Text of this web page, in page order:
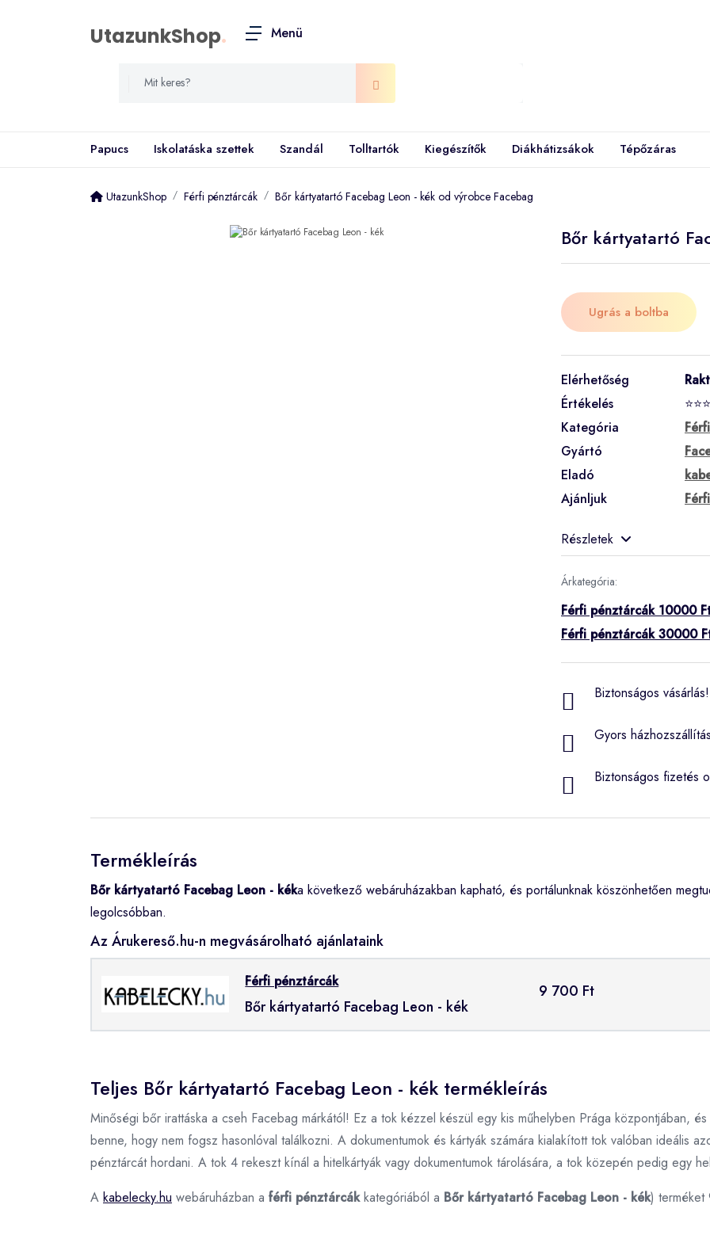
UtazunkShop. Menü
Papucs Iskolatáska szettek Szandál Tolltartók Kiegészítők Diákhátizsákok Tépőzáras
UtazunkShop Férfi pénztárcák Bőr kártyatartó Facebag Leon - kék od výrobce Facebag
Bőr kártyatartó
Ugrás a boltba
Elérhetőség
Értékelés
Kategória
Gyártó
Eladó
Ajánljuk
Részletek
Árkategória:
Férfi pénztárcák 10000
Férfi pénztárcák 30000
Biztonságos
Gyors
Biztonságos fizetés
Termékleírás
Bőr kártyatartó Facebag Leon - kéka következő webáruházakban kapható, és portálunknak köszönhetően
legolcsóbban.
Az Árukereső.hu-n megvásárolható ajánlataink
Férfi pénztárcák
Bőr kártyatartó Facebag Leon - kék
9 700 Ft
Teljes Bőr kártyatartó Facebag Leon - kék termékleírás
Minőségi bőr irattáska a cseh Facebag márkától! Ez a tok kézzel készül egy kis műhelyben Prága központjában,
benne, hogy nem fogsz hasonlóval találkozni. A dokumentumok és kártyák számára kialakított tok valóban ideális
pénztárcát hordani. A tok 4 rekeszt kínál a hitelkártyák vagy dokumentumok tárolására, a tok közepén pedig egy
A kabelecky.hu webáruházban a férfi pénztárcákkategóriából a Bőr kártyatartó Facebag Leon - kék) terméket